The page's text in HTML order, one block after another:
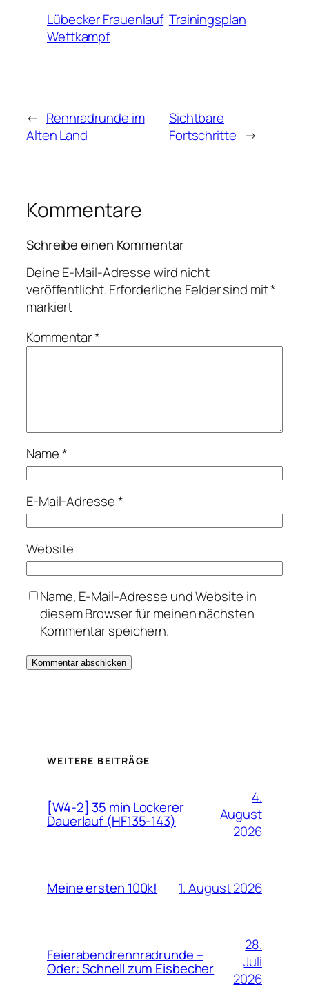
Lübecker Frauenlauf Trainingsplan
Wettkampf
← Rennradrunde im
Alten Land
Sichtbare
Fortschritte →
Kommentare
Schreibe einen Kommentar
Deine E-Mail-Adresse wird nicht
veröffentlicht.Erforderliche Felder sind mit*
markiert
Kommentar*
Name*
E-Mail-Adresse*
Website
Name, E-Mail-Adresse und Website in
diesem Browser für meinen nächsten
Kommentar speichern.
WEITERE BEITRÄGE
[W4-2] 35 min Lockerer
Dauerlauf (HF135-143)
4.
August
2026
Meine ersten 100k! 1. August 2026
Feierabendrennradrunde –
Oder: Schnell zum Eisbecher
28.
Juli
2026